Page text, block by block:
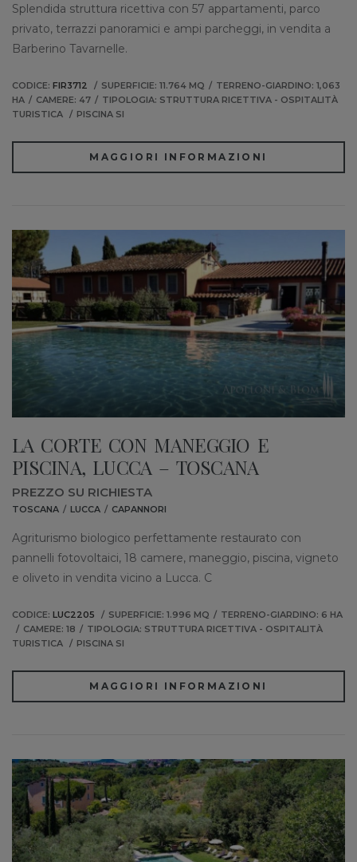
Splendida struttura ricettiva con 57 appartamenti, parco
privato, terrazzi panoramici e ampi parcheggi, in vendita a
Barberino Tavarnelle.
CODICE: FIR3712 SUPERFICIE: 11.764 MQ
TERRENO-GIARDINO: 1,063
HA
CAMERE: 47
TIPOLOGIA: STRUTTURA RICETTIVA - OSPITALITÀ
TURISTICA
PISCINA SI
MAGGIORI INFORMAZIONI
LA CORTE CON MANEGGIO E
PISCINA, LUCCA – TOSCANA
PREZZO SU RICHIESTA
TOSCANA LUCCA CAPANNORI
Agriturismo biologico perfettamente restaurato con
pannelli fotovoltaici, 18 camere, maneggio, piscina, vigneto
e oliveto in vendita vicino a Lucca. C
CODICE: LUC2205 SUPERFICIE: 1.996 MQ
TERRENO-GIARDINO: 6 HA
CAMERE: 18
TIPOLOGIA: STRUTTURA RICETTIVA - OSPITALITÀ
TURISTICA
PISCINA SI
MAGGIORI INFORMAZIONI